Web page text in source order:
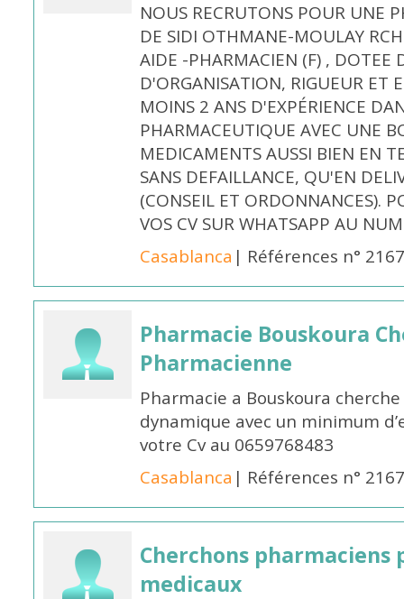
NOUS RECRUTONS POUR UNE
DE SIDI OTHMANE-MOULAY
AIDE -PHARMACIEN (F) , DOTEE
D'ORGANISATION, RIGUEUR ET
MOINS 2 ANS D'EXPÉRIENCE
PHARMACEUTIQUE AVEC UNE
MEDICAMENTS AUSSI BIEN EN
SANS DEFAILLANCE, QU'EN
(CONSEIL ET ORDONNANCES).
VOS CV SUR WHATSAPP AU
Casablanca | Références n°
Pharmacie Bouskoura
Pharmacienne
Pharmacie a Bouskoura
dynamique avec un minimum
votre Cv au 0659768483
Casablanca | Références n°
Cherchons
medicaux